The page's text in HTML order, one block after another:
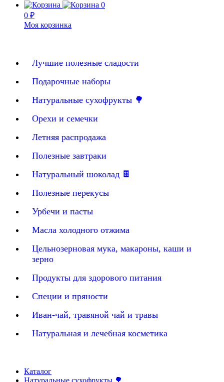
0
0 ₽
Моя корзинка
Лучшие полезные сладости
Подарочные наборы
Натуральные сухофрукты 🌳
Орехи и семечки
Летняя распродажа
Полезные завтраки
Натуральный шоколад 🍫
Полезные перекусы
Урбечи и пасты
Масла холодного отжима
Цельнозерновая мука, макароны, каши и
зерно
Продукты для здорового питания
Специи и пряности
Иван-чай, травяной чай и травы
Натуральная и лечебная косметика
Каталог
Натуральные сухофрукты 🌳